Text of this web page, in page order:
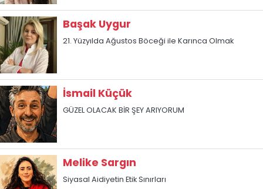
Başak Uygur
21. Yüzyılda Ağustos Böceği ile Karınca Olmak
İsmail Küçük
GÜZEL OLACAK BİR ŞEY ARIYORUM
Melike Sargın
Siyasal Aidiyetin Etik Sınırları